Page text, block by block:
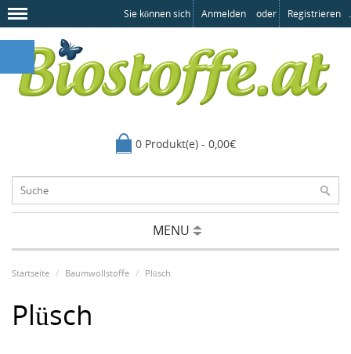
Sie können sich Anmelden oder Registrieren .
0 Produkt(e) - 0,00€
MENU
Startseite Baumwollstoffe Plüsch
Plüsch